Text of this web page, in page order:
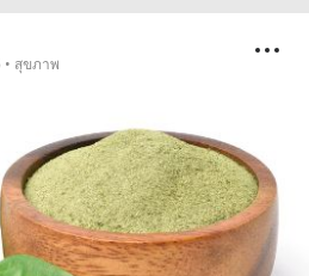
• สุขภาพ